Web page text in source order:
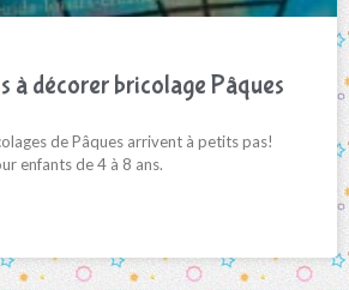
à décorer bricolage Pâques
de Pâques arrivent à petits pas!
enfants de 4 à 8 ans.